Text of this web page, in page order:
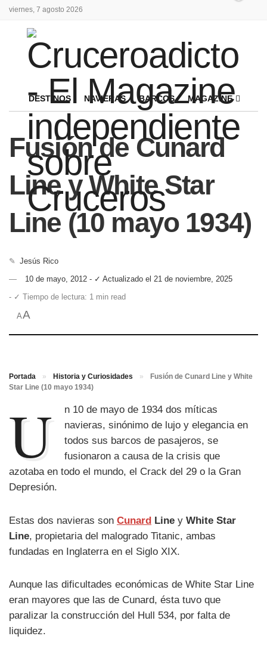
viernes, 7 agosto 2026
DESTINOS NAVIERAS BARCOS MAGAZINE
Fusión de Cunard
Line y White Star
Line (10 mayo 1934)
✎ Jesús Rico
10 de mayo, 2012 - ✓ Actualizado el 21 de noviembre, 2025
- ✓ Tiempo de lectura: 1 min read
AA
Portada » Historia y Curiosidades »
Fusión de Cunard Line y White
Star Line (10 mayo 1934)
U
n 10 de mayo de 1934 dos míticas
navieras, sinónimo de lujo y elegancia en
todos sus barcos de pasajeros, se
fusionaron a causa de la crisis que
azotaba en todo el mundo, el Crack del 29 o la Gran
Depresión.
Estas dos navieras son Cunard Line y White Star
Line, propietaria del malogrado Titanic, ambas
fundadas en Inglaterra en el Siglo XIX.
Aunque las dificultades económicas de White Star Line
eran mayores que las de Cunard, ésta tuvo que
paralizar la construcción del Hull 534, por falta de
liquidez.